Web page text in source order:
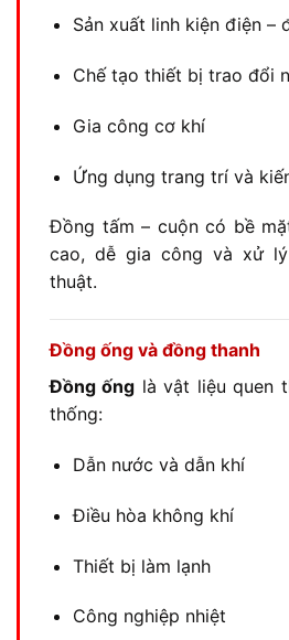
Sản xuất linh kiện điện –
Chế tạo thiết bị trao đổi
Gia công cơ khí
Ứng dụng trang trí và
Đồng tấm – cuộn có bề
cao, dễ gia công và xử
thuật.
Đồng ống và đồng thanh
Đồng ống là vật liệu quen
thống:
Dẫn nước và dẫn khí
Điều hòa không khí
Thiết bị làm lạnh
Công nghiệp nhiệt